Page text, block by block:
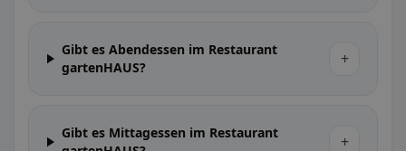
Gibt es Abendessen im Restaurant
gartenHAUS?
+
Gibt es Mittagessen im Restaurant
+